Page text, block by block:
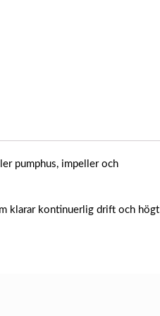
pumphus, impeller och
klarar kontinuerlig drift och högt